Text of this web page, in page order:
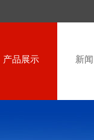
产品展示 新